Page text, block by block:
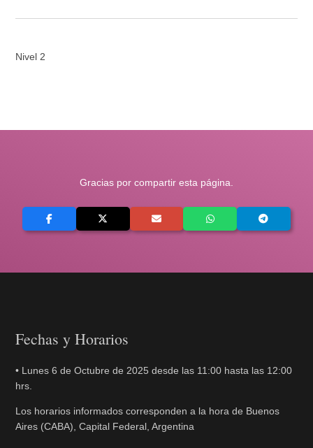
Nivel 2
Gracias por compartir esta página.
Fechas y Horarios
• Lunes 6 de Octubre de 2025 desde las 11:00 hasta las 12:00
hrs.
Los horarios informados corresponden a la hora de Buenos
Aires (CABA), Capital Federal, Argentina